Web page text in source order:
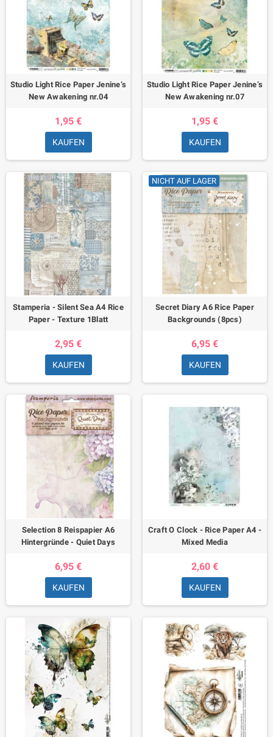
Studio Light Rice Paper Jenine‘s
New Awakening nr.04
1,95 €
KAUFEN
Studio Light Rice Paper Jenine‘s
New Awakening nr.07
1,95 €
KAUFEN
Stamperia - Silent Sea A4 Rice
Paper - Texture 1Blatt
2,95 €
KAUFEN
NICHT AUF LAGER
Secret Diary A6 Rice Paper
Backgrounds (8pcs)
6,95 €
KAUFEN
Selection 8 Reispapier A6
Hintergründe - Quiet Days
6,95 €
KAUFEN
Craft O Clock - Rice Paper A4 -
Mixed Media
2,60 €
KAUFEN